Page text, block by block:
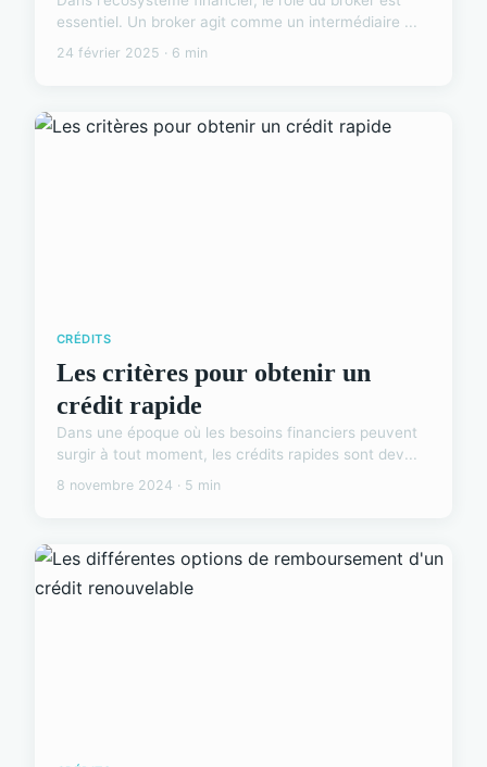
essentiel. Un broker agit comme un intermédiaire ...
24 février 2025 · 6 min
CRÉDITS
Les critères pour obtenir un
crédit rapide
Dans une époque où les besoins financiers peuvent
surgir à tout moment, les crédits rapides sont dev...
8 novembre 2024 · 5 min